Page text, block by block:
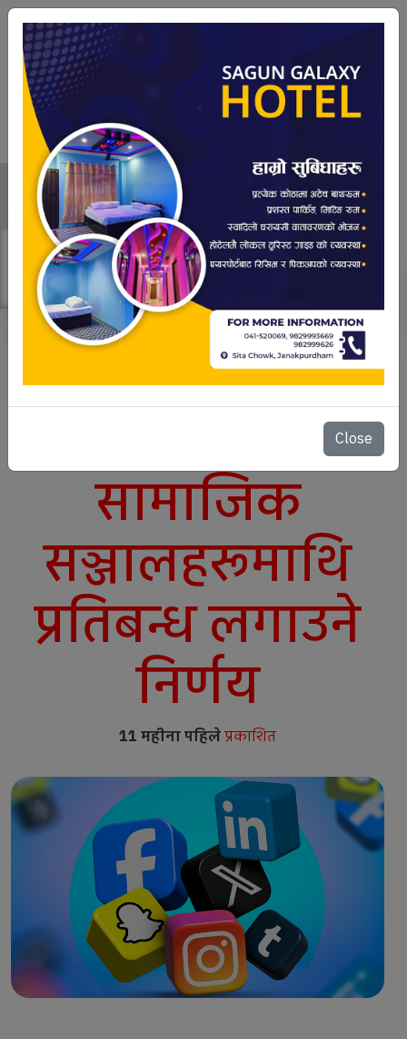
२२ श्रावण २०८३,Thursday|08:06:54 PM
Close
नेपाल सरकारले
सामाजिक
सञ्जालहरूमाथि
प्रतिबन्ध लगाउने
निर्णय
11 महीना पहिलेप्रकाशित